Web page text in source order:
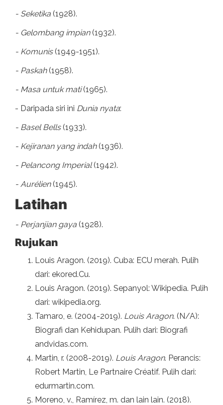
- Seketika (1928).
- Gelombang impian (1932).
- Komunis (1949-1951).
- Paskah (1958).
- Masa untuk mati(1965).
- Daripada siri ini Dunia nyata:
- Basel Bells(1933).
- Kejiranan yang indah (1936).
- Pelancong Imperial(1942).
- Aurélien (1945).
Latihan
- Perjanjian gaya (1928).
Rujukan
Louis Aragon. (2019). Cuba: ECU merah. Pulih
dari: ekored.Cu.
Louis Aragon. (2019). Sepanyol: Wikipedia. Pulih
dari: wikipedia.org.
Tamaro, e. (2004-2019). Louis Aragon. (N/A):
Biografi dan Kehidupan. Pulih dari: Biografi
andvidas.com.
Martin, r. (2008-2019). Louis Aragon. Perancis:
Robert Martin, Le Partnaire Créatif. Pulih dari:
edurmartin.com.
Moreno, v., Ramírez, m. dan lain lain. (2018).